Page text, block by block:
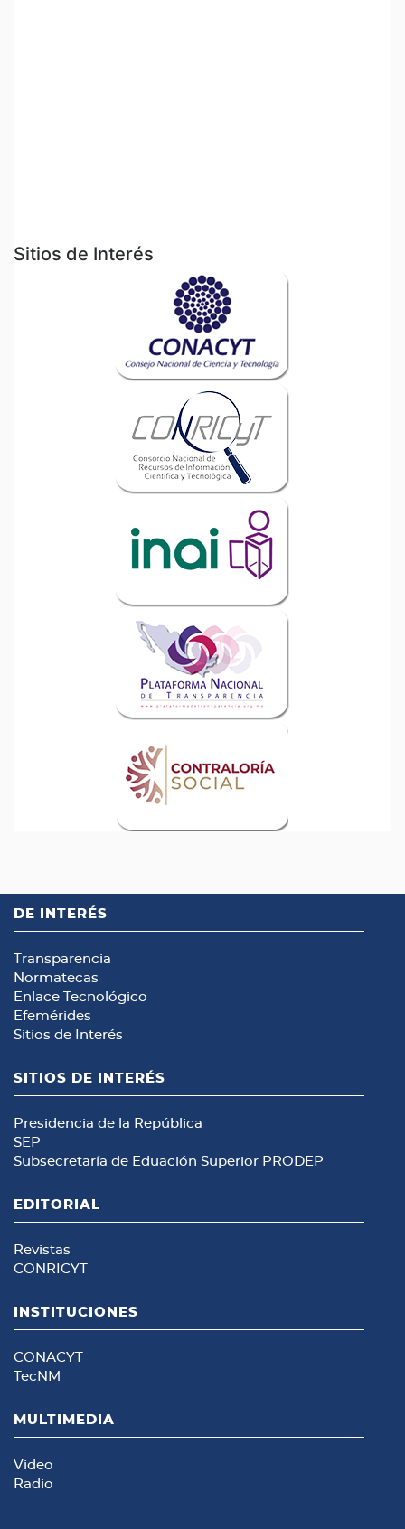
Sitios de Interés
DE INTERÉS
Transparencia
Normatecas
Enlace Tecnológico
Efemérides
Sitios de Interés
SITIOS DE INTERÉS
Presidencia de la República
SEP
Subsecretaría de Eduación Superior PRODEP
EDITORIAL
Revistas
CONRICYT
INSTITUCIONES
CONACYT
TecNM
MULTIMEDIA
Video
Radio